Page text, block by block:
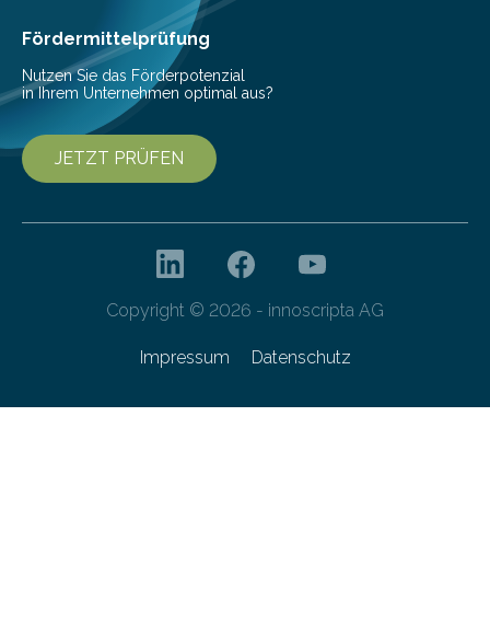
den Studierenden der Lebensmitteltechnologie
Franziska Diebel, Pauline Hoffmann und Yusuf Toprak
entwickelt. Mit nur…
Fördermittelprüfung
Nutzen Sie das Förderpotenzial
in Ihrem Unternehmen optimal aus?
JETZT PRÜFEN
Copyright © 2026 - innoscripta AG
Impressum Datenschutz